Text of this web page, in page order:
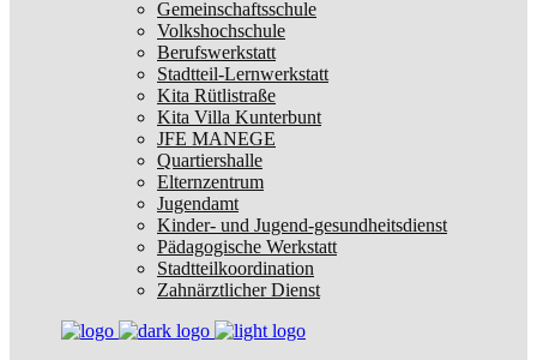
Gemeinschaftsschule
Volkshochschule
Berufswerkstatt
Stadtteil-Lernwerkstatt
Kita Rütlistraße
Kita Villa Kunterbunt
JFE MANEGE
Quartiershalle
Elternzentrum
Jugendamt
Kinder- und Jugend-gesundheitsdienst
Pädagogische Werkstatt
Stadtteilkoordination
Zahnärztlicher Dienst